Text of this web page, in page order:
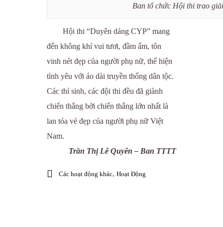
Ban tổ chức Hội thi trao
Hội thi “Duyên dáng CYP” mang
đến không khí vui tươi, đầm ấm, tôn
vinh nét đẹp của người phụ nữ, thể hiện
tình yêu với áo dài truyền thống dân tộc.
Các thí sinh, các đội thi đều đã giành
chiến thắng bởi chiến thắng lớn nhất là
lan tỏa vẻ đẹp của người phụ nữ Việt
Nam.
Trần Thị Lê Quyên – Ban TTTT
Các hoạt động khác, Hoạt Động